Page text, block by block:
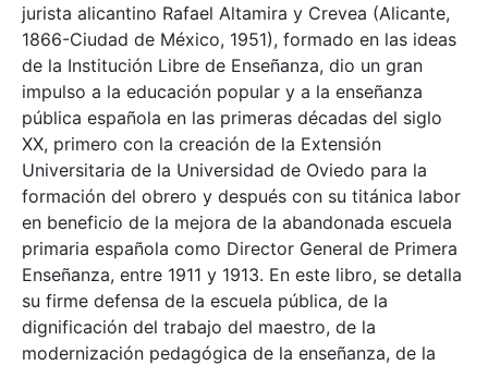
jurista alicantino Rafael Altamira y Crevea (Alicante,
1866-Ciudad de México, 1951), formado en las ideas
de la Institución Libre de Enseñanza, dio un gran
impulso a la educación popular y a la enseñanza
pública española en las primeras décadas del siglo
XX, primero con la creación de la Extensión
Universitaria de la Universidad de Oviedo para la
formación del obrero y después con su titánica labor
en beneficio de la mejora de la abandonada escuela
primaria española como Director General de Primera
Enseñanza, entre 1911 y 1913. En este libro, se detalla
su firme defensa de la escuela pública, de la
dignificación del trabajo del maestro, de la
modernización pedagógica de la enseñanza, de la